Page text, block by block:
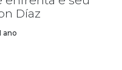
Díaz
ano